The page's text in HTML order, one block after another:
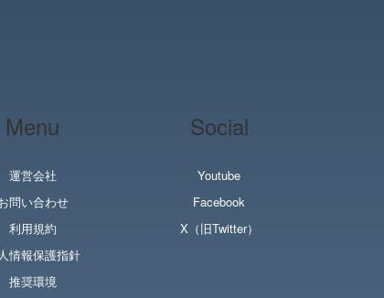
Menu
運営会社
問い合わせ
利用規約
情報保護指針
推奨環境
Social
Youtube
Facebook
X（旧Twitter）